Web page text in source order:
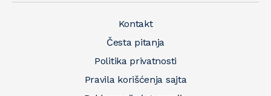
Kontakt
Česta pitanja
Politika privatnosti
Pravila korišćenja sajta